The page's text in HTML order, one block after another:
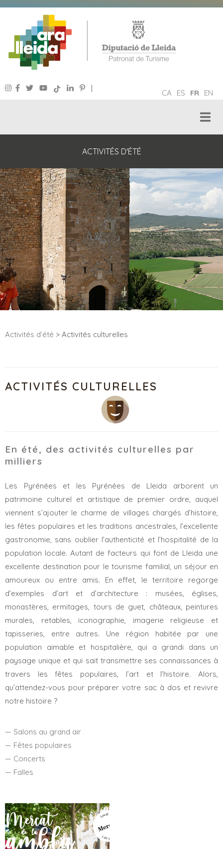
CA ES FR EN
|
ACTIVITÉS D'ÉTÉ
Activités d’été > Activités culturelles
ACTIVITÉS CULTURELLES
En été, des activités culturelles par
milliers
Les Pyrénées et les Pyrénées de Lleida arborent un
patrimoine culturel et artistique de premier ordre, auquel
viennent s’ajouter le charme de villages chargés d’histoire,
les fêtes populaires et les traditions ancestrales, l’excellente
gastronomie, sans oublier l’authenticité et l’hospitalité de la
population locale. Autant de facteurs qui font de Lleida une
excellente destination pour le tourisme familial, un séjour en
amoureux ou entre amis. En effet, le territoire regorge
d’exemples d’art et d’architecture : musées, églises,
monastères, ermitages, tours de guet, châteaux, peintures
murales, retables, iconographie, imagerie religieuse et
tapisseries, entre autres. Une région habitée par une
population aimable et hospitalière, qui a grandi dans un
paysage unique et qui sait transmettre ses connaissances à
travers les fêtes populaires, l’art et l’histoire. Alors,
qu’attendez-vous pour préparer votre sac à dos et revivre
notre histoire ?
— Salons au grand air
— Fêtes populaires
— Concerts
— Falles